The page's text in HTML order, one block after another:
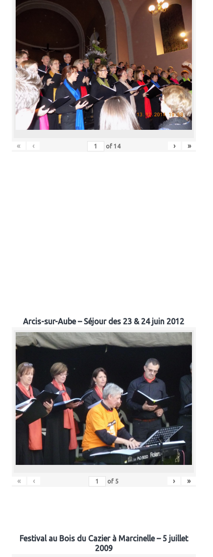
« ‹ of 14 › »
Arcis-sur-Aube – Séjour des 23 & 24 juin 2012
« ‹ of 5 › »
Festival au Bois du Cazier à Marcinelle – 5 juillet
2009